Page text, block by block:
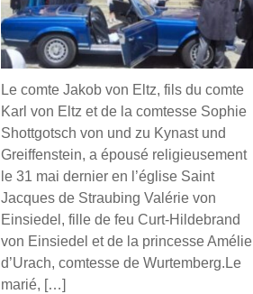
Le comte Jakob von Eltz, fils du comte
Karl von Eltz et de la comtesse Sophie
Shottgotsch von und zu Kynast und
Greiffenstein, a épousé religieusement
le 31 mai dernier en l’église Saint
Jacques de Straubing Valérie von
Einsiedel, fille de feu Curt-Hildebrand
von Einsiedel et de la princesse Amélie
d’Urach, comtesse de Wurtemberg.Le
marié, […]